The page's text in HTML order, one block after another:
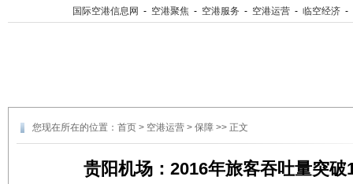
国际空港信息网 - 空港聚焦 - 空港服务 - 空港运营 - 临空经济 -
您现在所在的位置： 首页 > 空港运营 > 保障 >> 正文
贵阳机场：2016年旅客吞吐量突破